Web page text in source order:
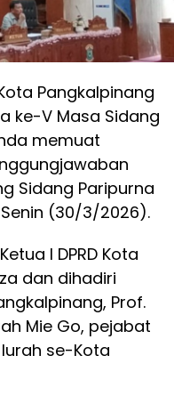
Pangkalpinang
ke-V Masa Sidang
memuat
Sidang Paripurna
Senin (30/3/2026).
I DPRD Kota
dan dihadiri
Prof.
Mie Go, pejabat
se-Kota